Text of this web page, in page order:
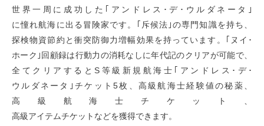
世界一周に成功した｢アンドレス･デ･ウルダネータ｣
に憧れ航海に出る冒険家です。｢斥候法｣の専門知識を持ち、
探検物資節約と衝突防御力増幅効果を持っています。｢ヌイ･
ホーク｣回顧録は行動力の消耗なしに年代記のクリアが可能で、
全てクリアするとS等級新規航海士｢アンドレス･デ･
ウルダネータ｣チケット5枚、高級航海士経験値の秘薬、
高級航海士チケット、
高級アイテムチケットなどを獲得できます。